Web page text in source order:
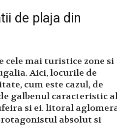
de plaja din
cele mai turistice zone si
Aici, locurile de
cum este cazul, de
galbenul caracteristic
si ei. litoral
absolut si